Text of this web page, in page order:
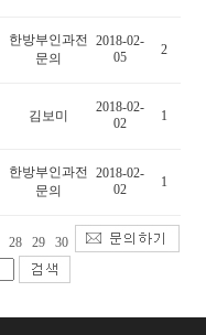
한방부인과전
문의
2018-02-
05
2
김보미
2018-02-
02
1
한방부인과전
문의
2018-02-
02
1
28 29 30